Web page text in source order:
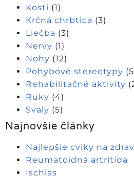
Kosti (1)
Krčná chrbtica (3)
Liečba (3)
Nervy (1)
Nohy (12)
Pohybové stereotypy
Rehabilitačné aktivity
Ruky (4)
Svaly (5)
Najnovšie články
Najlepšie cviky na
Reumatoidná artritída
Ischias